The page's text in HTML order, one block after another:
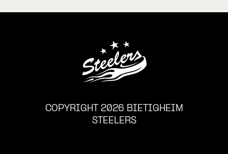
COPYRIGHT 2026 BIETIGHEIM
STEELERS